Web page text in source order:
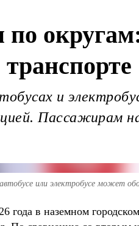
транспорте
и
Пассажирам
или электробусе может
года в наземном